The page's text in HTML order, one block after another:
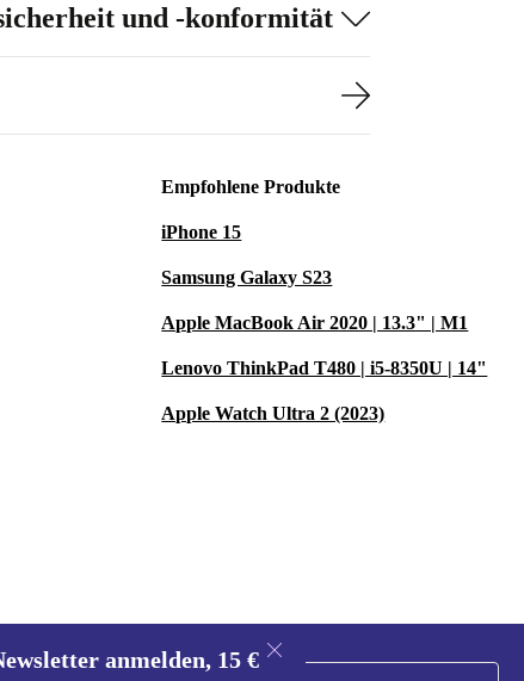
und -konformität
Empfohlene Produkte
iPhone 15
Samsung Galaxy S23
Apple MacBook Air 2020 | 13.3" | M1
Lenovo ThinkPad T480 | i5-8350U | 14"
Apple Watch Ultra 2 (2023)
anmelden, 15 €